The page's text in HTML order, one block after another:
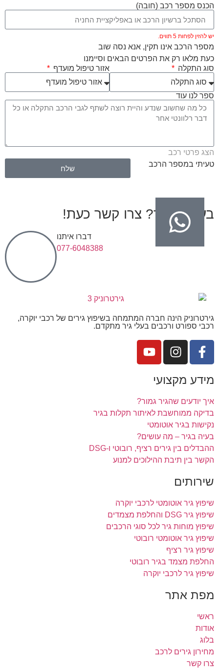
הכנס מספר רכב (חובה)
יש להזין לפחות 5 תווים.
מספר הרכב אינו תקין, אנא נסה שוב
כעת מלאו רק את הפרטים הבאים וסיימנו
סוג התקלה
אזור טיפול מועדף
ספר לנו עוד
הצג פרטי רכב
טעיתי במספר הרכב
שלח
בעיות בגיר? צרו קשר כעת!
דברו איתנו
077-6048388
גירטרוניק הינה חברה המתמחה בשיפוץ גירים של רכבי יוקרה,
רכבי ספורט ורכבים בעלי גיר מתקדם.
מידע מקצועי
איך יודעים שהגיר גמור?
בדיקה ממוחשבת לאיתור תקלות בגיר
נקישות בגיר אוטומטי
בעיה בגיר – מה עושים?
ההבדלים בין גירים רציף, רובוטי ו-DSG
הקשר בין תיבת ההילוכים למנוע
שירותים
שיפוץ גיר אוטומטי לרכבי יוקרה
שיפוץ גיר DSG והחלפת מצמדים
שיפוץ מוחות גיר לכל סוגי הרכבים
שיפוץ גיר אוטומטי רובוטי
שיפוץ גיר רציף
החלפת מצמד בגיר רובוטי
שיפוץ גיר לרכבי יוקרה
מפת אתר
ראשי
אודות
בלוג
מחירון גירים לרכב
צרו קשר